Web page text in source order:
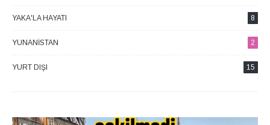
YAKA'LA HAYATI 8
YUNANISTAN 2
YURT DIŞI 15